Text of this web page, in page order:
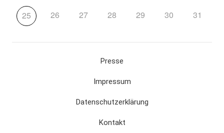
25 26 27 28 29 30 31
Presse
Impressum
Datenschutzerklärung
Kontakt